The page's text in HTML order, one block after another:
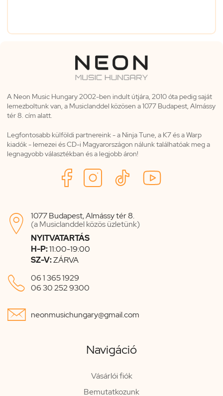
A Neon Music Hungary 2002-ben indult útjára, 2010 óta pedig saját
lemezboltunk van, a Musiclanddel közösen a 1077 Budapest, Almássy
tér 8. cím alatt.
Legfontosabb külföldi partnereink - a Ninja Tune, a K7 és a Warp
kiadók - lemezei és CD-i Magyarországon nálunk találhatóak meg a
legnagyobb választékban és a legjobb áron!

1077 Budapest, Almássy tér 8.
(a Musiclanddel közös üzletünk)
NYITVATARTÁS
H-P:11:00-19:00
SZ-V:ZÁRVA
 06 1 365 1929
06 30 252 9300
 neonmusichungary@gmail.com
Navigáció
Vásárlói fiók
Bemutatkozunk